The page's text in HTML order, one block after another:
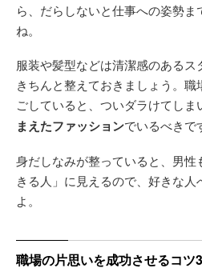
ら、だらしないと仕事への姿勢ま
ね。
服装や髪型などは清潔感のあるス
きちんと整えておきましょう。
ごしていると、ついダラけてしま
まえたファッションでいるべきで
身だしなみが整っていると、男
きる人」に見えるので、好きな
よ。
職場の片思いを成功させるコツ